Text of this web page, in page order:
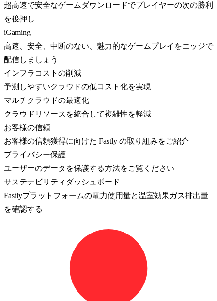
超高速で安全なゲームダウンロードでプレイヤーの次の勝利
を後押し
iGaming
高速、安全、中断のない、魅力的なゲームプレイをエッジで
配信しましょう
インフラコストの削減
予測しやすいクラウドの低コスト化を実現
マルチクラウドの最適化
クラウドリソースを統合して複雑性を軽減
お客様の信頼
お客様の信頼獲得に向けた Fastly の取り組みをご紹介
プライバシー保護
ユーザーのデータを保護する方法をご覧ください
サステナビリティダッシュボード
Fastlyプラットフォームの電力使用量と温室効果ガス排出量
を確認する